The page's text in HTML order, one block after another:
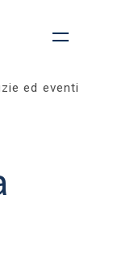
ed eventi